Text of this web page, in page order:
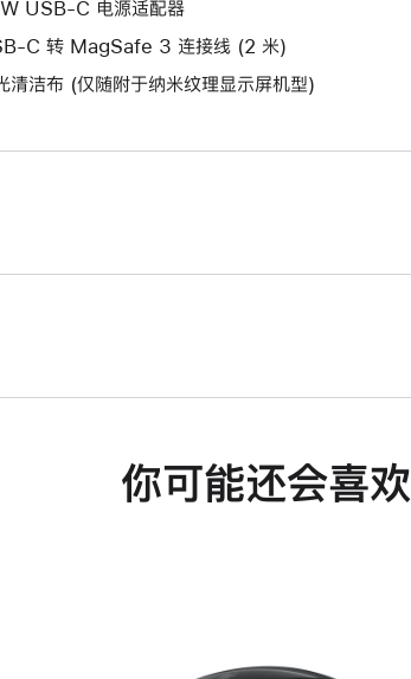
USB-C 电源适配器
C 转 MagSafe 3 连接线 (2 米)
清洁布 (仅随附于纳米纹理显示屏机型)
你可能还会喜欢